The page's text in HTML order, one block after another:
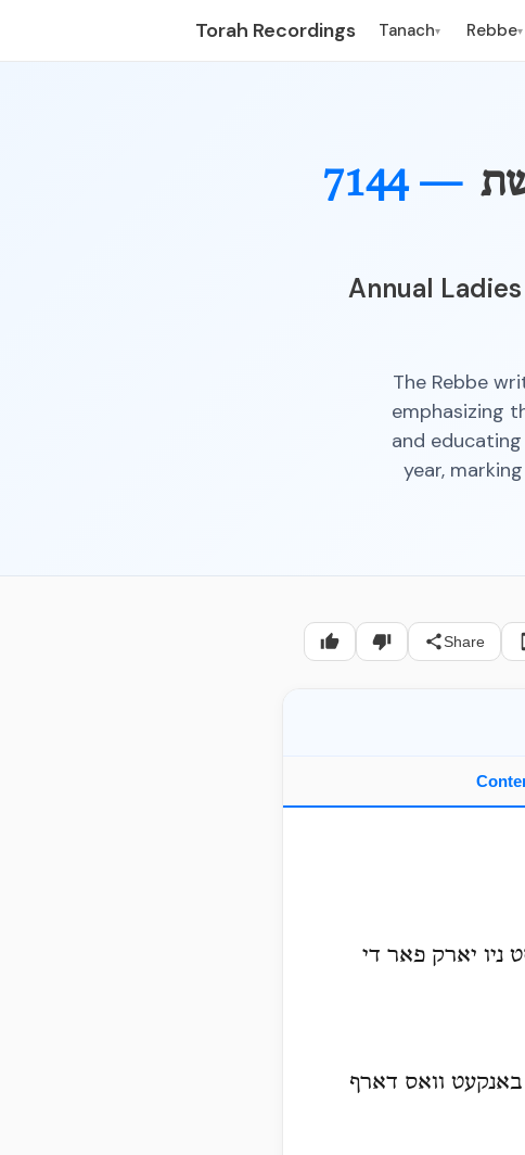
Torah Recordings Tanach▾ Rebbe▾
7144 —
Annual
The Rebbe
emphasizing
and
year,
Share
ניו יארק פאר די
באנקעט וואס דארף